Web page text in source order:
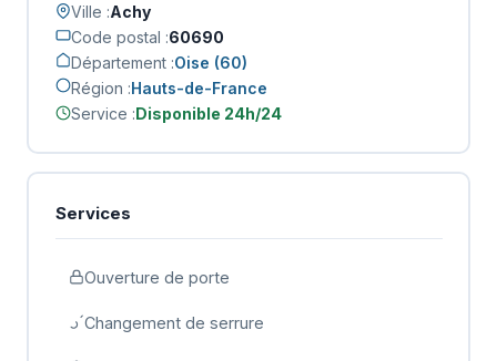
Ville :Achy
Code postal :60690
Département :Oise (60)
Région :Hauts-de-France
Service :Disponible 24h/24
Services
Ouverture de porte
Changement de serrure